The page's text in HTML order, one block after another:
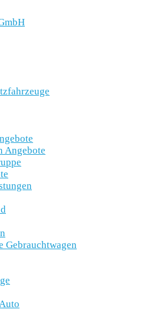
Angebote